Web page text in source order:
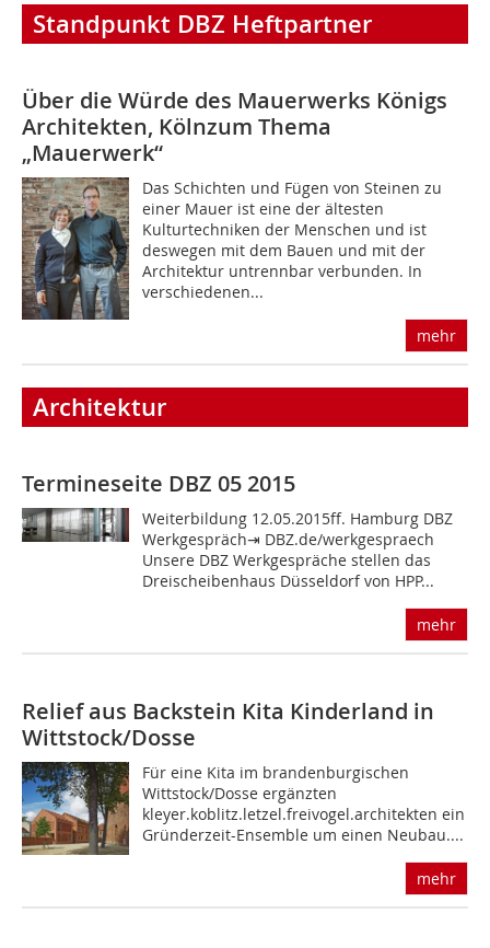
Standpunkt DBZ Heftpartner
Über die Würde des Mauerwerks Königs
Architekten, Kölnzum Thema
„Mauerwerk“
Das Schichten und Fügen von Steinen zu
einer Mauer ist eine der ältesten
Kulturtechniken der Menschen und ist
deswegen mit dem Bauen und mit der
Architektur untrennbar verbunden. In
verschiedenen...
mehr
Architektur
Termineseite DBZ 05 2015
Weiterbildung 12.05.2015ff. Hamburg DBZ
Werkgespräch⇥ DBZ.de/werkgespraech
Unsere DBZ Werkgespräche stellen das
Dreischeibenhaus Düsseldorf von HPP...
mehr
Relief aus Backstein Kita Kinderland in
Wittstock/Dosse
Für eine Kita im brandenburgischen
Wittstock/Dosse ergänzten
kleyer.koblitz.letzel.freivogel.architekten ein
Gründerzeit-Ensemble um einen Neubau....
mehr